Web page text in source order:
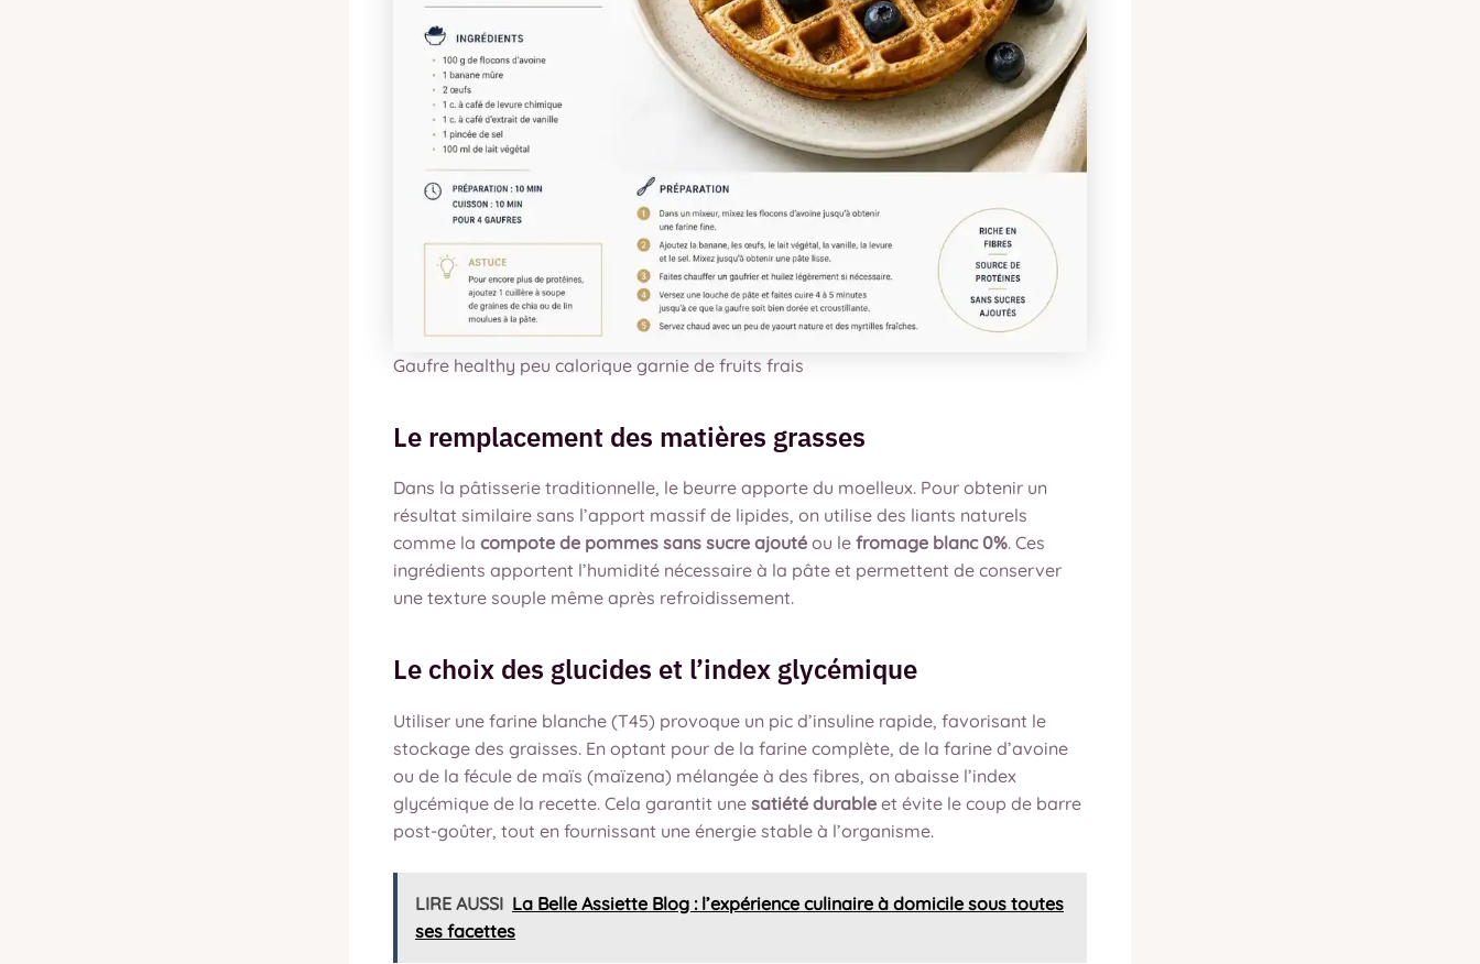
Gaufre healthy peu calorique garnie de fruits frais
Le remplacement des matières grasses
Dans la pâtisserie traditionnelle, le beurre apporte du moelleux. Pour obtenir un
résultat similaire sans l’apport massif de lipides, on utilise des liants naturels
comme la compote de pommes sans sucre ajouté ou le fromage blanc 0%. Ces
ingrédients apportent l’humidité nécessaire à la pâte et permettent de conserver
une texture souple même après refroidissement.
Le choix des glucides et l’index glycémique
Utiliser une farine blanche (T45) provoque un pic d’insuline rapide, favorisant le
stockage des graisses. En optant pour de la farine complète, de la farine d’avoine
ou de la fécule de maïs (maïzena) mélangée à des fibres, on abaisse l’index
glycémique de la recette. Cela garantit une satiété durable et évite le coup de barre
post-goûter, tout en fournissant une énergie stable à l’organisme.
LIRE AUSSI La Belle Assiette Blog : l’expérience culinaire à domicile sous toutes
ses facettes